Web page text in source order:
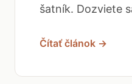
šatník. Dozviete
Čítať článok →